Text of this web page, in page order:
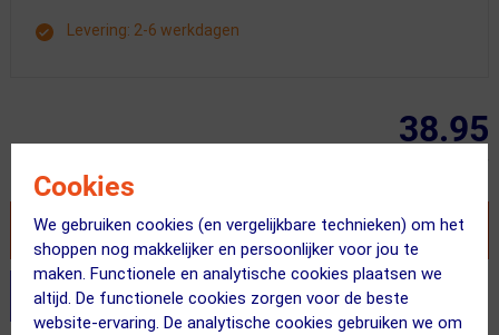
Cookies
We gebruiken cookies (en vergelijkbare technieken) om het
shoppen nog makkelijker en persoonlijker voor jou te
maken. Functionele en analytische cookies plaatsen we
altijd. De functionele cookies zorgen voor de beste
website-ervaring. De analytische cookies gebruiken we om
Levering: 2-6 werkdagen
38.95
VOEG TOE AAN WINKELWAGEN
Stel je productvragen aan onze AI assistent